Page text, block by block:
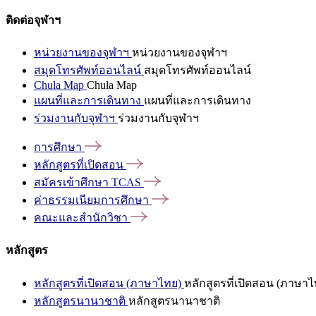
ติดต่อจุฬาฯ
หน่วยงานของจุฬาฯ หน่วยงานของจุฬาฯ
สมุดโทรศัพท์ออนไลน์ สมุดโทรศัพท์ออนไลน์
Chula Map Chula Map
แผนที่และการเดินทาง แผนที่และการเดินทาง
ร่วมงานกับจุฬาฯ ร่วมงานกับจุฬาฯ
การศึกษา
หลักสูตรที่เปิดสอน
สมัครเข้าศึกษา TCAS
ค่าธรรมเนียมการศึกษา
คณะและสำนักวิชา
หลักสูตร
หลักสูตรที่เปิดสอน (ภาษาไทย) หลักสูตรที่เปิดสอน (ภาษาไ
หลักสูตรนานาชาติ หลักสูตรนานาชาติ